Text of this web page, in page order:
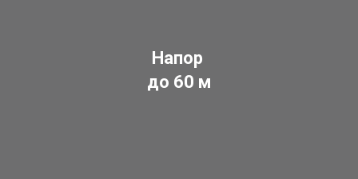
Напор
до 60 м